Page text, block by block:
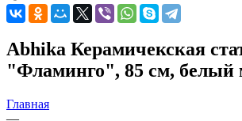
Abhika Керамичекская
"Фламинго", 85 см, белый
Главная
—